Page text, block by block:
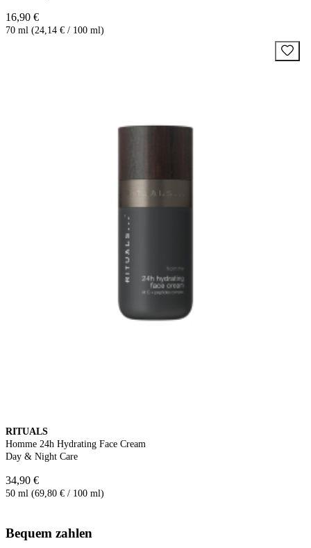
16,90 €
70 ml (24,14 € / 100 ml)
RITUALS
Homme 24h Hydrating Face Cream
Day & Night Care
34,90 €
50 ml (69,80 € / 100 ml)
Bequem zahlen